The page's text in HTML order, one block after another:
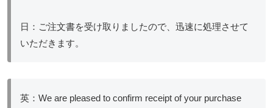
日：ご注文書を受け取りましたので、迅速に処理させて
いただきます。
英：We are pleased to confirm receipt of your purchase